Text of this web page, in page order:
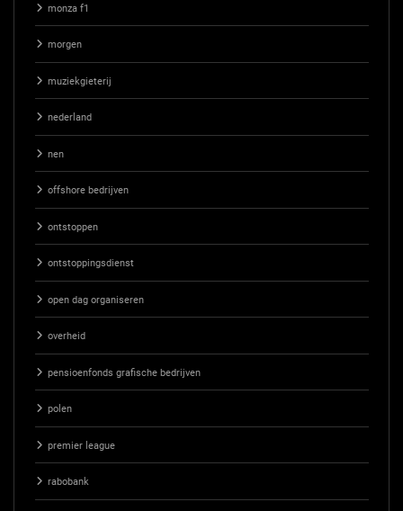
monza f1
morgen
muziekgieterij
nederland
nen
offshore bedrijven
ontstoppen
ontstoppingsdienst
open dag organiseren
overheid
pensioenfonds grafische bedrijven
polen
premier league
rabobank